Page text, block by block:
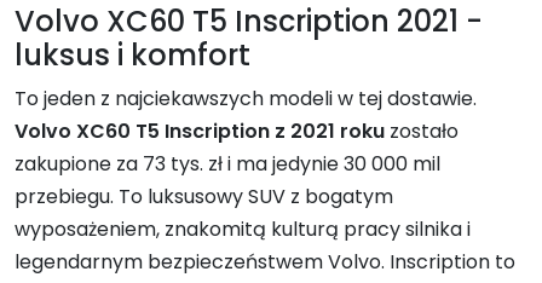
Volvo XC60 T5 Inscription 2021 -
luksus i komfort
To jeden z najciekawszych modeli w tej dostawie.
Volvo XC60 T5 Inscription z 2021 roku zostało
zakupione za 73 tys. zł i ma jedynie 30 000 mil
przebiegu. To luksusowy SUV z bogatym
wyposażeniem, znakomitą kulturą pracy silnika i
legendarnym bezpieczeństwem Volvo. Inscription to